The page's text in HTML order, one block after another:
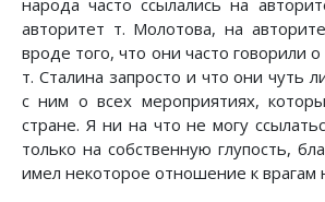
народа часто ссылались на
авторитет т. Молотова, на
вроде того, что они часто говорили
т. Сталина запросто и что они чуть
с ним о всех мероприятиях,
стране. Я ни на что не могу
только на собственную глупость,
имел некоторое отношение к врагам